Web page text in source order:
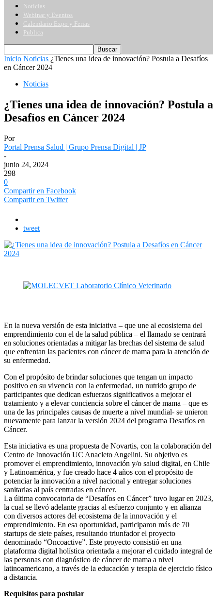
Noticias
Webinar y Eventos
Calendario Expo y Ferias
Publica
Inicio Noticias ¿Tienes una idea de innovación? Postula a Desafíos
en Cáncer 2024
Noticias
¿Tienes una idea de innovación? Postula a
Desafíos en Cáncer 2024
Por
Portal Prensa Salud | Grupo Prensa Digital | JP
-
junio 24, 2024
298
0
Compartir en Facebook
Compartir en Twitter
tweet
En la nueva versión de esta iniciativa – que une al ecosistema del
emprendimiento con el de la salud pública – el llamado se centrará
en soluciones orientadas a mitigar las brechas del sistema de salud
que enfrentan las pacientes con cáncer de mama para la atención de
su enfermedad.
Con el propósito de brindar soluciones que tengan un impacto
positivo en su vivencia con la enfermedad, un nutrido grupo de
participantes que dedican esfuerzos significativos a mejorar el
tratamiento y a elevar conciencia sobre el cáncer de mama – que es
una de las principales causas de muerte a nivel mundial- se unieron
nuevamente para lanzar la versión 2024 del programa Desafíos en
Cáncer.
Esta iniciativa es una propuesta de Novartis, con la colaboración del
Centro de Innovación UC Anacleto Angelini. Su objetivo es
promover el emprendimiento, innovación y/o salud digital, en Chile
y Latinoamérica, y fue creado hace 4 años con el propósito de
potenciar la innovación a nivel nacional y entregar soluciones
sanitarias al país centradas en cáncer.
La última convocatoria de “Desafíos en Cáncer” tuvo lugar en 2023,
la cual se llevó adelante gracias al esfuerzo conjunto y en alianza
con diversos actores del ecosistema de la innovación y el
emprendimiento. En esa oportunidad, participaron más de 70
startups de siete países, resultando triunfador el proyecto
denominado “Oncoactive”. Este proyecto consistió en una
plataforma digital holística orientada a mejorar el cuidado integral de
las personas con diagnóstico de cáncer de mama a nivel
latinoamericano, a través de la educación y terapia de ejercicio físico
a distancia.
Requisitos para postular